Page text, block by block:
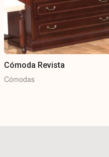
Cómoda Revista
Cómodas